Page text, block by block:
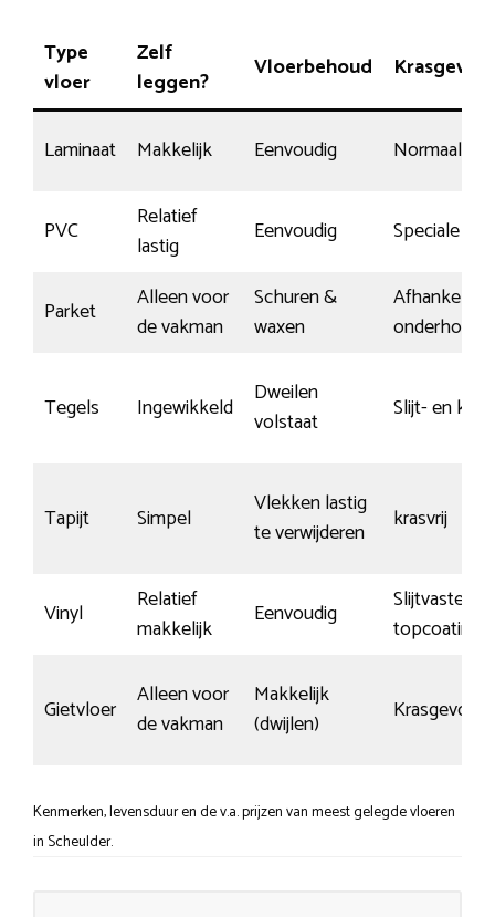
Type
vloer
Zelf
leggen?
Vloerbehoud
Laminaat Makkelijk Eenvoudig Normaal
PVC
Relatief
lastig
Eenvoudig Speciale
Parket
Alleen voor
de vakman
Schuren &
waxen
Afhankelijk
onderhoud
Tegels Ingewikkeld
Dweilen
volstaat
Slijt- en
Tapijt Simpel
Vlekken lastig
te verwijderen
krasvrij
Vinyl
Relatief
makkelijk
Eenvoudig
Slijtvaste
topcoating
Gietvloer
Alleen voor
de vakman
Makkelijk
(dwijlen)
Krasgevoelig
Kenmerken, levensduur en de v.a. prijzen van meest gelegde vloeren
in Scheulder.